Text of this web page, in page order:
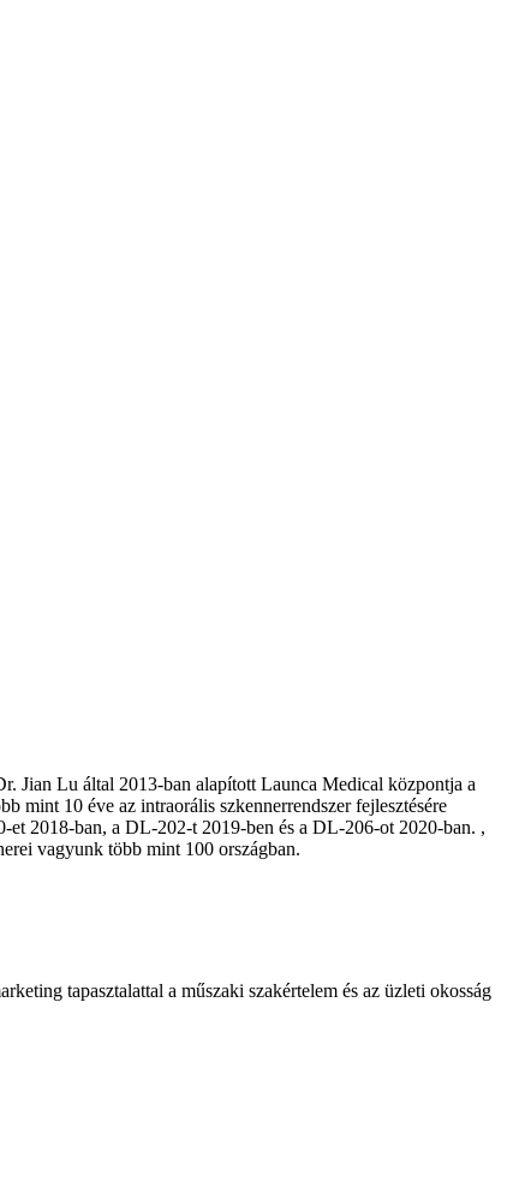
Jian Lu által 2013-ban alapított Launca Medical központja a
mint 10 éve az intraorális szkennerrendszer fejlesztésére
et 2018-ban, a DL-202-t 2019-ben és a DL-206-ot 2020-ban. ,
vagyunk több mint 100 országban.
tapasztalattal a műszaki szakértelem és az üzleti okosság